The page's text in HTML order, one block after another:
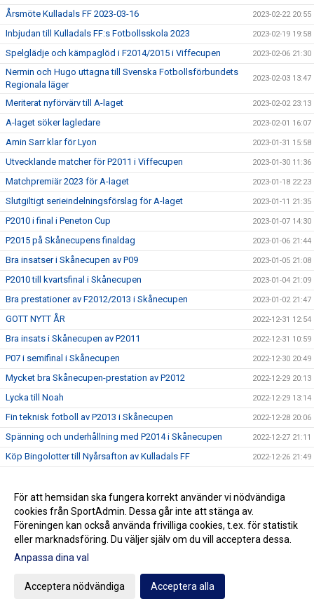
Årsmöte Kulladals FF 2023-03-16 2023-02-22 20:55
Inbjudan till Kulladals FF:s Fotbollsskola 2023 2023-02-19 19:58
Spelglädje och kämpaglöd i F2014/2015 i Viffecupen 2023-02-06 21:30
Nermin och Hugo uttagna till Svenska Fotbollsförbundets
Regionala läger
2023-02-03 13:47
Meriterat nyförvärv till A-laget 2023-02-02 23:13
A-laget söker lagledare 2023-02-01 16:07
Amin Sarr klar för Lyon 2023-01-31 15:58
Utvecklande matcher för P2011 i Viffecupen 2023-01-30 11:36
Matchpremiär 2023 för A-laget 2023-01-18 22:23
Slutgiltigt serieindelningsförslag för A-laget 2023-01-11 21:35
P2010 i final i Peneton Cup 2023-01-07 14:30
P2015 på Skånecupens finaldag 2023-01-06 21:44
Bra insatser i Skånecupen av P09 2023-01-05 21:08
P2010 till kvartsfinal i Skånecupen 2023-01-04 21:09
Bra prestationer av F2012/2013 i Skånecupen 2023-01-02 21:47
GOTT NYTT ÅR 2022-12-31 12:54
Bra insats i Skånecupen av P2011 2022-12-31 10:59
P07 i semifinal i Skånecupen 2022-12-30 20:49
Mycket bra Skånecupen-prestation av P2012 2022-12-29 20:13
Lycka till Noah 2022-12-29 13:14
Fin teknisk fotboll av P2013 i Skånecupen 2022-12-28 20:06
Spänning och underhållning med P2014 i Skånecupen 2022-12-27 21:11
Köp Bingolotter till Nyårsafton av Kulladals FF 2022-12-26 21:49
GOD JUL TILL ER ALLA 2022-12-23 20:23
Resultat Dragning Kulladals FF Jullotteri 2022 2022-12-21 13:30
P2010 avslutade säsongen med beachvolleyboll 2022-12-17 21:21
Köp era Jul-Bingolotter av Kulladals FF vid ICA Kvantum
Malmborgs Mobilia
Nyförvärv och återvändare till A-laget
För att hemsidan ska fungera korrekt använder vi nödvändiga
cookies från SportAdmin. Dessa går inte att stänga av.
Föreningen kan också använda frivilliga cookies, t.ex. för statistik
eller marknadsföring. Du väljer själv om du vill acceptera dessa.
Anpassa dina val
Acceptera nödvändiga Acceptera alla